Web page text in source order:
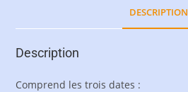
DESCRIPTION
Description
Comprend les trois dates :